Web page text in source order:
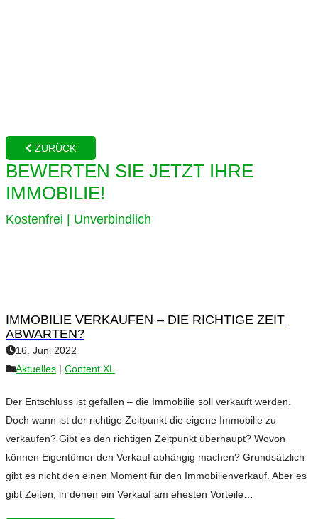
ZURÜCK
BEWERTEN SIE JETZT IHRE
IMMOBILIE!
Kostenfrei | Unverbindlich
IMMOBILIE VERKAUFEN – DIE RICHTIGE ZEIT
ABWARTEN?
16. Juni 2022
Aktuelles | Content XL
Der Entschluss ist gefallen – die Immobilie soll verkauft werden.
Doch wann ist der richtige Zeitpunkt die eigene Immobilie zu
verkaufen? Gibt es den richtigen Zeitpunkt überhaupt? Wovon
können Eigentümer den Verkauf abhängig machen? Grundsätzlich
gibt es nicht den einen Moment für den Immobilienverkauf. Aber es
gibt Zeiten, in denen ein Verkauf am ehesten Vorteile…